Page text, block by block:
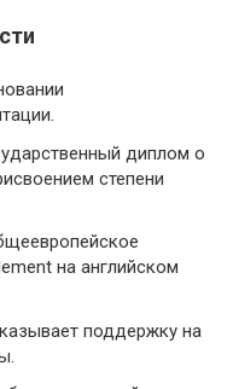
диплом о
степени
на английском
поддержку на